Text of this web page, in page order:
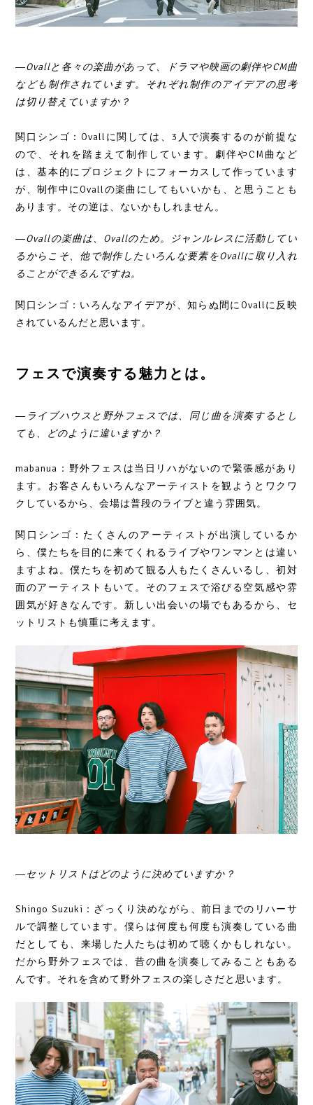
―Ovallと各々の楽曲があって、ドラマや映画の劇伴やCM曲
なども制作されています。それぞれ制作のアイデアの思考
は切り替えていますか？
関口シンゴ：Ovallに関しては、3人で演奏するのが前提な
ので、それを踏まえて制作しています。劇伴やCM曲など
は、基本的にプロジェクトにフォーカスして作っています
が、制作中にOvallの楽曲にしてもいいかも、と思うことも
あります。その逆は、ないかもしれません。
―Ovallの楽曲は、Ovallのため。ジャンルレスに活動してい
るからこそ、他で制作したいろんな要素をOvallに取り入れ
ることができるんですね。
関口シンゴ：いろんなアイデアが、知らぬ間にOvallに反映
されているんだと思います。
フェスで演奏する魅力とは。
―ライブハウスと野外フェスでは、同じ曲を演奏するとし
ても、どのように違いますか？
mabanua：野外フェスは当日リハがないので緊張感があり
ます。お客さんもいろんなアーティストを観ようとワクワ
クしているから、会場は普段のライブと違う雰囲気。
関口シンゴ：たくさんのアーティストが出演しているか
ら、僕たちを目的に来てくれるライブやワンマンとは違い
ますよね。僕たちを初めて観る人もたくさんいるし、初対
面のアーティストもいて。そのフェスで浴びる空気感や雰
囲気が好きなんです。新しい出会いの場でもあるから、セ
ットリストも慎重に考えます。
―セットリストはどのように決めていますか？
Shingo Suzuki：ざっくり決めながら、前日までのリハーサ
ルで調整しています。僕らは何度も何度も演奏している曲
だとしても、来場した人たちは初めて聴くかもしれない。
だから野外フェスでは、昔の曲を演奏してみることもある
んです。それを含めて野外フェスの楽しさだと思います。